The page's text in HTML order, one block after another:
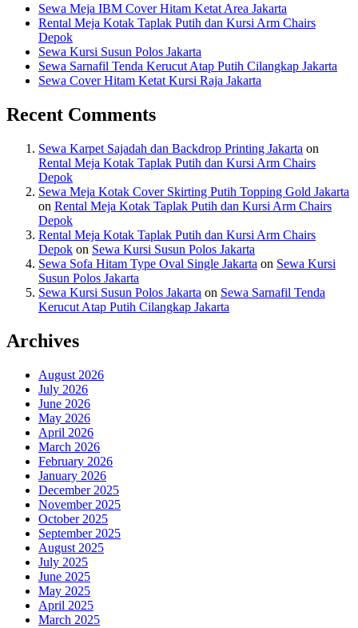
Sewa Meja IBM Cover Hitam Ketat Area Jakarta
Rental Meja Kotak Taplak Putih dan Kursi Arm Chairs
Depok
Sewa Kursi Susun Polos Jakarta
Sewa Sarnafil Tenda Kerucut Atap Putih Cilangkap Jakarta
Sewa Cover Hitam Ketat Kursi Raja Jakarta
Recent Comments
Sewa Karpet Sajadah dan Backdrop Printing Jakarta on
Rental Meja Kotak Taplak Putih dan Kursi Arm Chairs
Depok
Sewa Meja Kotak Cover Skirting Putih Topping Gold Jakarta
on Rental Meja Kotak Taplak Putih dan Kursi Arm Chairs
Depok
Rental Meja Kotak Taplak Putih dan Kursi Arm Chairs
Depok on Sewa Kursi Susun Polos Jakarta
Sewa Sofa Hitam Type Oval Single Jakarta on Sewa Kursi
Susun Polos Jakarta
Sewa Kursi Susun Polos Jakarta on Sewa Sarnafil Tenda
Kerucut Atap Putih Cilangkap Jakarta
Archives
August 2026
July 2026
June 2026
May 2026
April 2026
March 2026
February 2026
January 2026
December 2025
November 2025
October 2025
September 2025
August 2025
July 2025
June 2025
May 2025
April 2025
March 2025